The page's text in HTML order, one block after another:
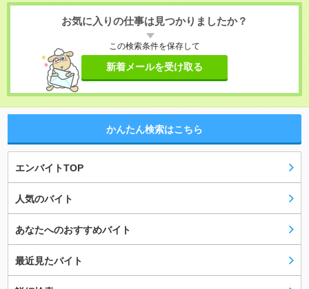
お気に入りの仕事は見つかりましたか？
この検索条件を保存して
新着メールを受け取る
かんたん検索はこちら
エンバイトTOP
人気のバイト
あなたへのおすすめバイト
最近見たバイト